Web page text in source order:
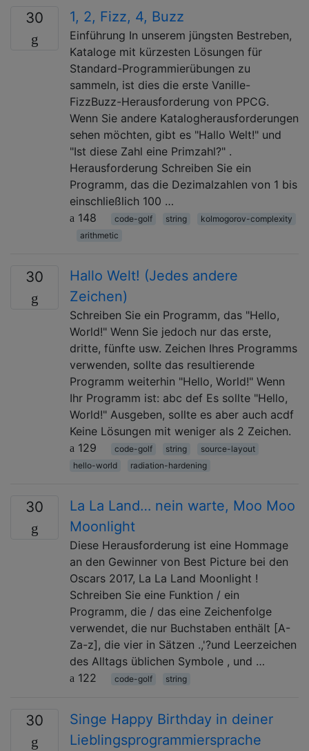
30 1, 2, Fizz, 4, Buzz
Einführung In unserem jüngsten Bestreben,
Kataloge mit kürzesten Lösungen für
Standard-Programmierübungen zu
sammeln, ist dies die erste Vanille-
FizzBuzz-Herausforderung von PPCG.
Wenn Sie andere Katalogherausforderungen
sehen möchten, gibt es "Hallo Welt!" und
"Ist diese Zahl eine Primzahl?" .
Herausforderung Schreiben Sie ein
Programm, das die Dezimalzahlen von 1 bis
einschließlich 100 …
148
code-golf string
kolmogorov-complexity
arithmetic
30
Hallo Welt! (Jedes andere
Zeichen)
Schreiben Sie ein Programm, das "Hello,
World!" Wenn Sie jedoch nur das erste,
dritte, fünfte usw. Zeichen Ihres Programms
verwenden, sollte das resultierende
Programm weiterhin "Hello, World!" Wenn
Ihr Programm ist: abc def Es sollte "Hello,
World!" Ausgeben, sollte es aber auch acdf
Keine Lösungen mit weniger als 2 Zeichen.
129
code-golf string
source-layout
hello-world
radiation-hardening
30
La La Land… nein warte, Moo Moo
Moonlight
Diese Herausforderung ist eine Hommage
an den Gewinner von Best Picture bei den
Oscars 2017, La La Land Moonlight !
Schreiben Sie eine Funktion / ein
Programm, die / das eine Zeichenfolge
verwendet, die nur Buchstaben enthält [A-
Za-z], die vier in Sätzen .,'?und Leerzeichen
des Alltags üblichen Symbole , und …
122
code-golf string
30
Singe Happy Birthday in deiner
Lieblingsprogrammiersprache